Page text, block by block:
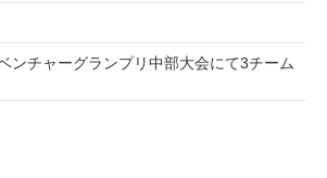
ンチャーグランプリ中部大会にて3チーム